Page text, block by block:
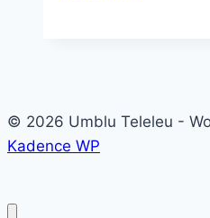
–
© 2026 Umblu Teleleu -
Kadence WP